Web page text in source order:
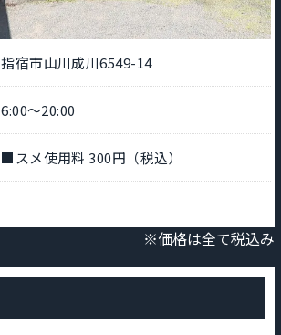
指宿市山川成川6549-14
6:00～20:00
■スメ使用料 300円（税込）
※価格は全て税込み